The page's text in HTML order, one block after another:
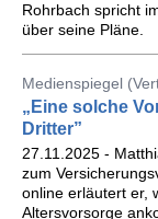
Rohrbach spricht
über seine Pläne.
Medienspiegel
„Eine solche
Dritter”
27.11.2025 -
zum
online erläutert er,
Altersvorsorge